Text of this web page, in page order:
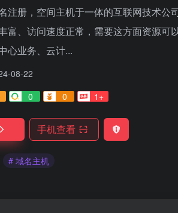
注册，空间主机于一体的互联网技术
富、访问速度正常，需要这方面资源
心业务、云计...
08-22
0 0 1+
手机查看
# 域名主机